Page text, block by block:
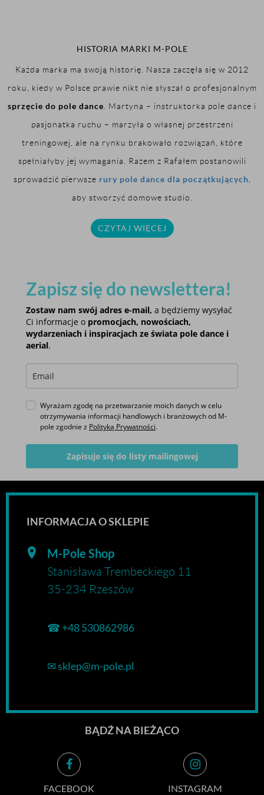
HISTORIA MARKI M-POLE
Każda marka ma swoją historię. Nasza zaczęła się w 2012
roku, kiedy w Polsce prawie nikt nie słyszał o profesjonalnym
sprzęcie do pole dance . Martyna – instruktorka pole dance i
pasjonatka ruchu – marzyła o własnej przestrzeni
treningowej, ale na rynku brakowało rozwiązań, które
spełniałyby jej wymagania. Razem z Rafałem postanowili
sprowadzić pierwsze rury pole dance dla początkujących
aby stworzyć domowe studio.
CZYTAJ WIĘCEJ
Zapisz się do newslettera!
Zostaw nam swój adres e-mail, a będziemy wysyłać
Ci informacje o promocjach, nowościach,
wydarzeniach i inspiracjach ze świata pole dance i
aerial.
Wyrażam zgodę na przetwarzanie moich danych w celu
otrzymywania informacji handlowych i branżowych od M-
pole zgodnie z Polityką Prywatności.
Zapisuje się do listy mailingowej
INFORMACJA O SKLEPIE
M-Pole Shop
Stanisława Trembeckiego 11
35-234 Rzeszów
☎ +48 530862986
✉sklep@m-pole.pl
BĄDŹ NA BIEŻĄCO
FACEBOOK INSTAGRAM